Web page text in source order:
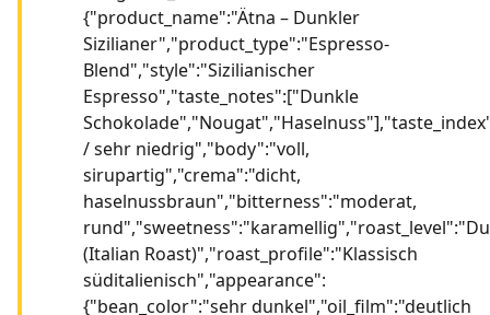
{"product_name":"Ätna – Dunkler
Sizilianer","product_type":"Espresso-
Blend","style":"Sizilianischer
Espresso","taste_notes":["Dunkle
/ sehr niedrig","body":"voll,
sirupartig","crema":"dicht,
haselnussbraun","bitterness":"moderat,
(Italian Roast)","roast_profile":"Klassisch
süditalienisch","appearance":
{"bean_color":"sehr dunkel","oil_film":"deutlich